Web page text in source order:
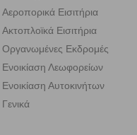
Αεροπορικά Εισιτήρια
Ακτοπλοϊκά Εισιτήρια
Οργανωμένες Εκδρομές
Ενοικίαση Λεωφορείων
Ενοικίαση Αυτοκινήτων
Γενικά